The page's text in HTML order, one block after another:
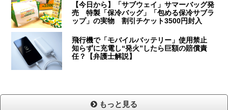
【今日から】「サブウェイ」サマーバッグ発
売 特製「保冷バッグ」「包める保冷サブラ
ップ」の実物 割引チケット3500円封入
飛行機で「モバイルバッテリー」使用禁止
知らずに充電し“発火”したら巨額の賠償責
任？【弁護士解説】
もっと見る